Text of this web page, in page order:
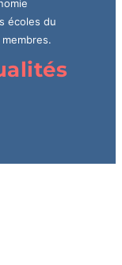
écoles du